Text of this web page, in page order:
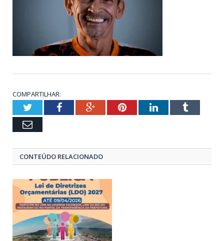
COMPARTILHAR:
TwitterFacebookGoogle+PinterestLinkedInTumblr
Email
CONTEÚDO RELACIONADO